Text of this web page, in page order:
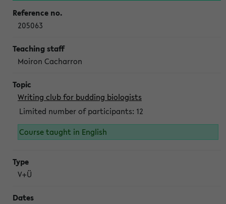
205063
Moiron Cacharron
Writing club for budding biologists
Limited number of participants: 12
Course taught in English
V+Ü